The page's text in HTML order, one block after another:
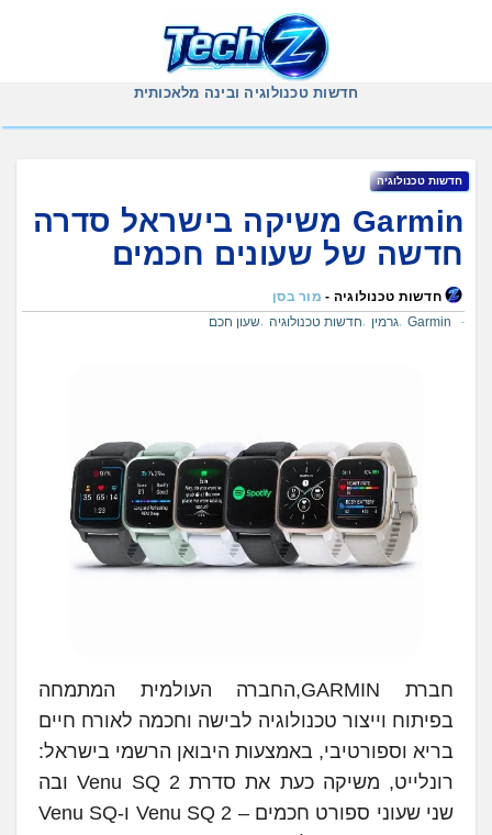
חדשות טכנולוגיה ובינה מלאכותית
חדשות טכנולוגיה
Garmin משיקה בישראל סדרה
חדשה של שעונים חכמים
חדשות טכנולוגיה - מור בסן
Garmin גרמין חדשות טכנולוגיה שעון חכם
חברת GARMIN,החברה העולמית המתמחה
בפיתוח וייצור טכנולוגיה לבישה וחכמה לאורח חיים
בריא וספורטיבי, באמצעות היבואן הרשמי בישראל:
רונלייט, משיקה כעת את סדרת Venu SQ 2 ובה
שני שעוני ספורט חכמים – Venu SQ 2 ו-Venu SQ